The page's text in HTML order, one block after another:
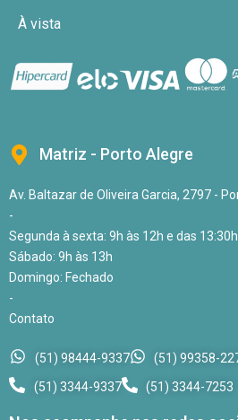
À vista
Matriz - Porto Alegre
Av. Baltazar de Oliveira Garcia, 2797 -
-
Segunda à sexta: 9h às 12h e das
Sábado: 9h às 13h
Domingo: Fechado
-
Contato
(51) 98444-9337
(51) 99358-
(51) 3344-9337
(51) 3344-7253